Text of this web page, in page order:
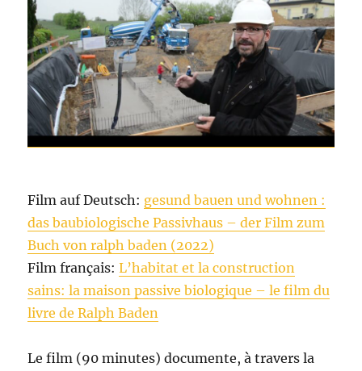
Film auf Deutsch: gesund bauen und wohnen :
das baubiologische Passivhaus – der Film zum
Buch von ralph baden (2022)
Film français:L’habitat et la construction
sains: la maison passive biologique – le film du
livre de Ralph Baden
Le film (90 minutes) documente, à travers la